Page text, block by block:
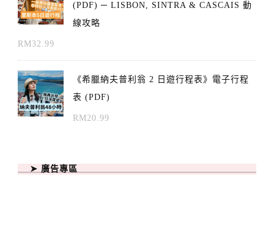
(PDF) ─ LISBON, SINTRA & CASCAIS 動
線攻略
RM32.99
《希臘納夫普利翁 2 日遊行程表》電子行程
表 (PDF)
RM20.99
➤ 廣告專區